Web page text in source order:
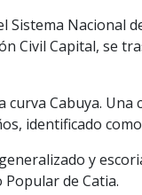
Sistema Nacional
Civil Capital, se
curva Cabuya.
identificado
y
de Catia.